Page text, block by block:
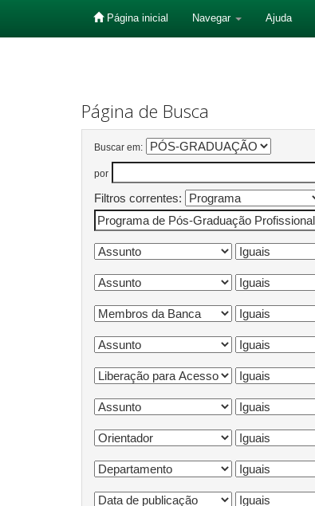
Página inicial Navegar Ajuda
Página de Busca
Buscar em:
por
Filtros correntes: